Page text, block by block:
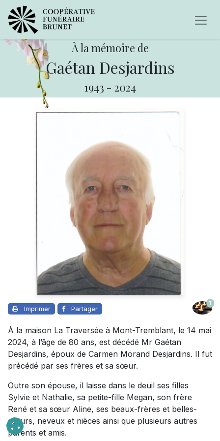
À la mémoire de
Gaétan Desjardins
1943 - 2024
Imprimer Partager
1
À la maison La Traversée à Mont-Tremblant, le 14 mai
2024, à l’âge de 80 ans, est décédé Mr Gaétan
Desjardins, époux de Carmen Morand Desjardins. Il fut
précédé par ses frères et sa sœur.
Outre son épouse, il laisse dans le deuil ses filles
Sylvie et Nathalie, sa petite-fille Megan, son frère
René et sa sœur Aline, ses beaux-frères et belles-
sœurs, neveux et nièces ainsi que plusieurs autres
parents et amis.